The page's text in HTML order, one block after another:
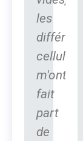
les
cellules
m'ont
fait
part
de